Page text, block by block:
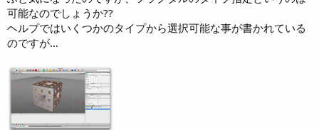
可能なのでしょうか??
ヘルプではいくつかのタイプから選択可能な事が書かれている
のですが…